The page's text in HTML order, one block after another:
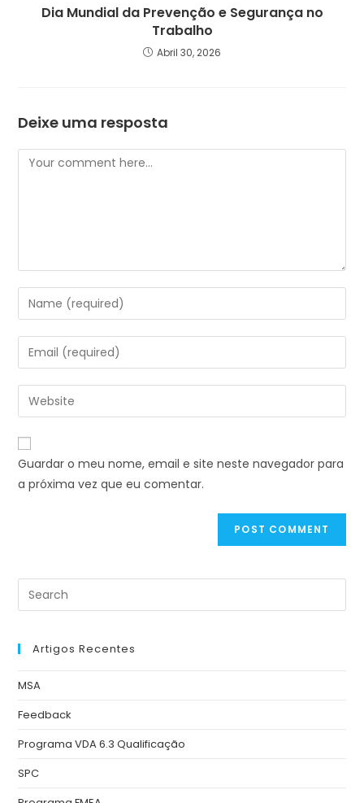
Dia Mundial da Prevenção e Segurança no
Trabalho
Abril 30, 2026
Deixe uma resposta
Guardar o meu nome, email e site neste navegador para
a próxima vez que eu comentar.
Artigos Recentes
MSA
Feedback
Programa VDA 6.3 Qualificação
SPC